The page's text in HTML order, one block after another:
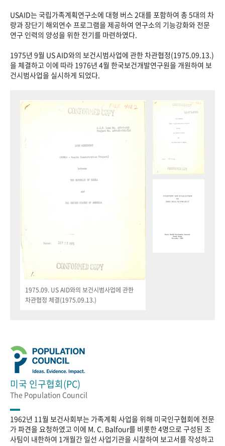
USAID는 국립가족계획연구소에 대형 버스 2대를 포함하여 총 5대의 차
량과 장단기 해외연수 프로그램을 제공하여 연구소의 기능강화와 전문
연구 인력의 양성을 위한 전기를 마련하였다.
1975년 9월 US AID와의 보건시범사업에 관한 차관협정(1975.09.13.)
을 체결하고 이에 따라 1976년 4월 한국보건개발연구원을 개원하여 보
건시범사업을 실시하게 되었다.
1975.09. US AID와의 보건시범사업에 관한
차관협정 체결(1975.09.13.)
미국 인구협회(PC)
The Population Council
1962년 11월 보건사회부는 가족계획 사업을 위해 미국인구협회에 전문
가 파견을 요청하였고 이에 M. C. Balfour를 비롯한 4명으로 구성된 조
사팀이 내한하여 1개월간 일선 사업기관을 시찰하여 보고서를 작성하고